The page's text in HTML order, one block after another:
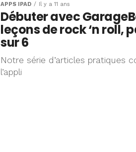
APPS IPAD Il y a 11 ans
Débuter avec
leçons de rock ‘n roll,
sur 6
Notre série d’articles pratiques
l’appli